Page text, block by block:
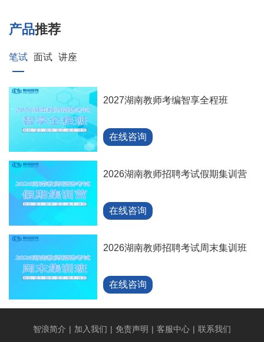
产品推荐
笔试 面试 讲座
2027湖南教师考编智享全程班
在线咨询
2026湖南教师招聘考试假期集训营
在线咨询
2026湖南教师招聘考试周末集训班
在线咨询
智浪简介 | 加入我们 | 免责声明 | 客服中心 | 联系我们